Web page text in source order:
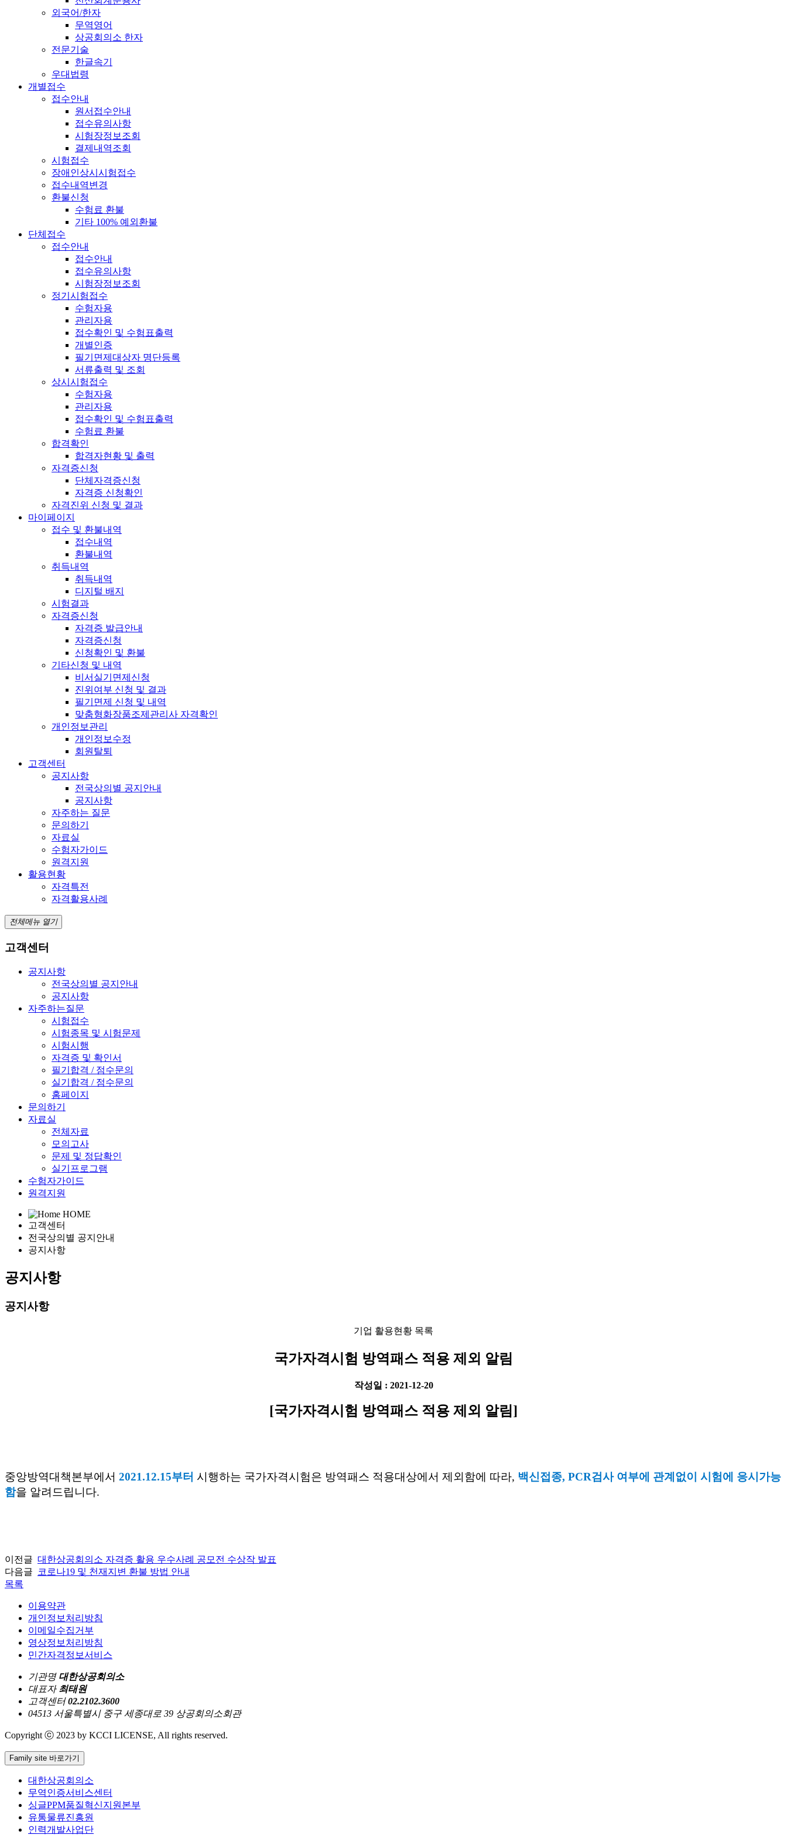
외국어/한자
무역영어
상공회의소 한자
전문기술
한글속기
우대법령
개별접수
접수안내
원서접수안내
접수유의사항
시험장정보조회
결제내역조회
시험접수
장애인상시시험접수
접수내역변경
환불신청
수험료 환불
기타 100% 예외환불
단체접수
접수안내
접수안내
접수유의사항
시험장정보조회
정기시험접수
수험자용
관리자용
접수확인 및 수험표출력
개별인증
필기면제대상자 명단등록
서류출력 및 조회
상시시험접수
수험자용
관리자용
접수확인 및 수험표출력
수험료 환불
합격확인
합격자현황 및 출력
자격증신청
단체자격증신청
자격증 신청확인
자격진위 신청 및 결과
마이페이지
접수 및 환불내역
접수내역
환불내역
취득내역
취득내역
디지털 배지
시험결과
자격증신청
자격증 발급안내
자격증신청
신청확인 및 환불
기타신청 및 내역
비서실기면제신청
진위여부 신청 및 결과
필기면제 신청 및 내역
맞춤형화장품조제관리사 자격확인
개인정보관리
개인정보수정
회원탈퇴
고객센터
공지사항
전국상의별 공지안내
공지사항
자주하는 질문
문의하기
자료실
수험자가이드
원격지원
활용현황
자격특전
자격활용사례
전체메뉴 열기
고객센터
공지사항
전국상의별 공지안내
공지사항
자주하는질문
시험접수
시험종목 및 시험문제
시험시행
자격증 및 확인서
필기합격 / 점수문의
실기합격 / 점수문의
홈페이지
문의하기
자료실
전체자료
모의고사
문제 및 정답확인
실기프로그램
수험자가이드
원격지원
HOME
고객센터
전국상의별 공지안내
공지사항
공지사항
공지사항
기업 활용현황 목록
국가자격시험 방역패스 적용 제외 알림
작성일 : 2021-12-20
[국가자격시험 방역패스 적용 제외 알림]
중앙방역대책본부에서 2021.12.15부터 시행하는 국가자격시험은 방역패스 적용대상에서 제외함에 따라, 백신접종, PCR검사 여부에 관계없이 시험에 응시가능
함을 알려드립니다.
이전글 대한상공회의소 자격증 활용 우수사례 공모전 수상작 발표
다음글
코로나19 및 천재지변 환불 방법 안내
목록
이용약관
개인정보처리방침
이메일수집거부
영상정보처리방침
민간자격정보서비스
기관명 대한상공회의소
대표자 최태원
고객센터 02.2102.3600
04513 서울특별시 중구 세종대로 39 상공회의소회관
Copyright ⓒ 2023 by KCCI LICENSE, All rights reserved.
Family site 바로가기
대한상공회의소
무역인증서비스센터
싱글PPM품질혁신지원본부
유통물류진흥원
인력개발사업단